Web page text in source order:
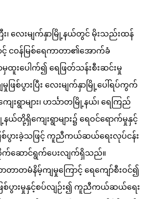
၊ လေးမျက်နှာမြို့နယ်တွင် မိုးသည်းထန်
ာင့် ငဝန်မြစ်ရေကာတာ၏အောက်ခံ
မှထူးပေါက်၍ ရေဖြတ်သန်းစီးဆင်းမှု
ဖြစ်ပွားပြီး လေးမျက်နှာမြို့ပေါ်ရပ်ကွက်
ျေးရွာများ၊ ဟင်္သာတမြို့နယ်၊ ရေကြည်
နယ်တို့ရှိကျေးရွာများ၌ ရေဝင်ရောက်မှုနှင့်
ဖြစ်ပွားခဲ့သဖြင့် ကူညီကယ်ဆယ်ရေးလုပ်ငန်း
တိုက်ဆောင်ရွက်ပေးလျက်ရှိသည်။
တာတမံနိမ့်ကျမှုကြောင့် ရေကျော်စီးဝင်၍
ဖြစ်ပွားမှုနှင့်စပ်လျဉ်း၍ ကူညီကယ်ဆယ်ရေး